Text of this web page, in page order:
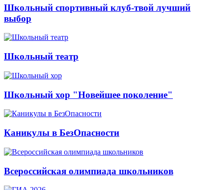
Школьный спортивный клуб-твой лучший
выбор
Школьный театр
Школьный хор "Новейшее поколение"
Каникулы в БезОпасности
Всероссийская олимпиада школьников